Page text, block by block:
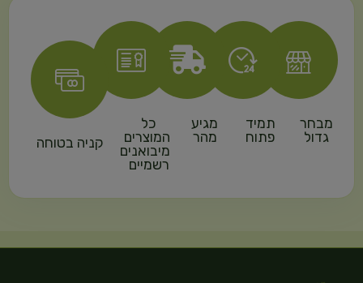
מבחר
גדול
תמיד
פתוח
מגיע
מהר
כל
המוצרים
מיבואנים
רשמיים
קניה בטוחה